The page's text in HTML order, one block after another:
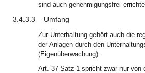
sind auch genehmigungsfrei
3.4.3.3 Umfang
Zur Unterhaltung gehört auch die
der Anlagen durch den
(Eigenüberwachung).
Art. 37 Satz 1 spricht zwar nur von